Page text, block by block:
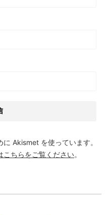
Akismet を使っています。
こちらをご覧ください。